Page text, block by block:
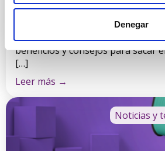
Denegar
rendimiento que está diseñado
proyectos de impresión 3D. En
exploramos en profundidad las
beneficios y consejos para sacar
[…]
Leer más →
Noticias y